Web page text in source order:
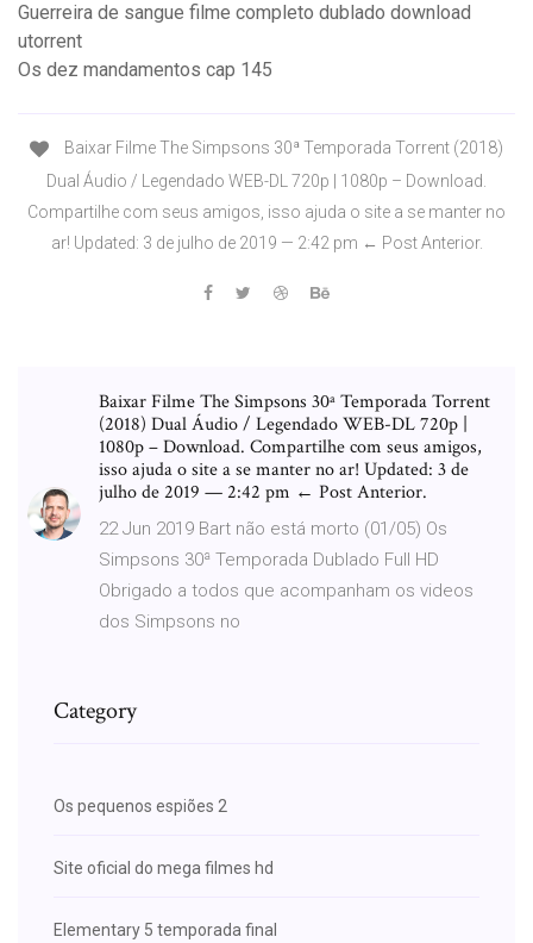
Guerreira de sangue filme completo dublado download
utorrent
Os dez mandamentos cap 145
Baixar Filme The Simpsons 30ª Temporada Torrent (2018)
Dual Áudio / Legendado WEB-DL 720p | 1080p – Download.
Compartilhe com seus amigos, isso ajuda o site a se manter no
ar! Updated: 3 de julho de 2019 — 2:42 pm ← Post Anterior.
Baixar Filme The Simpsons 30ª Temporada Torrent
(2018) Dual Áudio / Legendado WEB-DL 720p |
1080p – Download. Compartilhe com seus amigos,
isso ajuda o site a se manter no ar! Updated: 3 de
julho de 2019 — 2:42 pm ← Post Anterior.
22 Jun 2019 Bart não está morto (01/05) Os
Simpsons 30ª Temporada Dublado Full HD
Obrigado a todos que acompanham os videos
dos Simpsons no
Category
Os pequenos espiões 2
Site oficial do mega filmes hd
Elementary 5 temporada final